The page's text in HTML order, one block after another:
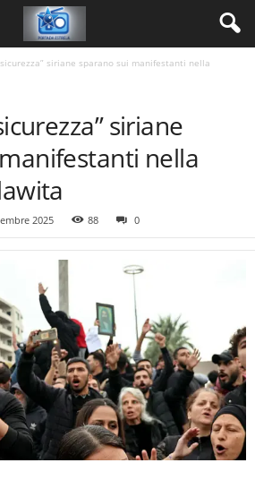
siriane sparano sui manifestanti nella
siriane
nella
2025 88 0